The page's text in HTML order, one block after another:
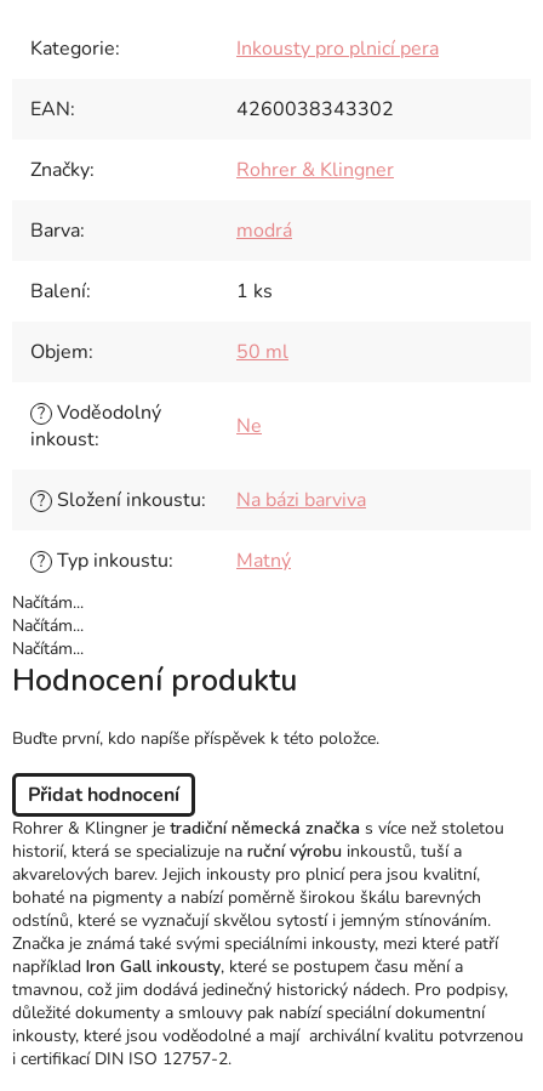
Kategorie: Inkousty pro plnicí pera
EAN: 4260038343302
Značky: Rohrer & Klingner
Barva: modrá
Balení: 1 ks
Objem: 50 ml
? Voděodolný
inkoust: Ne
? Složení inkoustu: Na bázi barviva
? Typ inkoustu: Matný
Načítám...
Načítám...
Načítám...
Hodnocení produktu
Buďte první, kdo napíše příspěvek k této položce.
Přidat hodnocení
Rohrer & Klingner je tradiční německá značka s více než stoletou
historií, která se specializuje na ruční výrobu inkoustů, tuší a
akvarelových barev. Jejich inkousty pro plnicí pera jsou kvalitní,
bohaté na pigmenty a nabízí poměrně širokou škálu barevných
odstínů, které se vyznačují skvělou sytostí i jemným stínováním.
Značka je známá také svými speciálními inkousty, mezi které patří
například Iron Gall inkousty, které se postupem času mění a
tmavnou, což jim dodává jedinečný historický nádech. Pro podpisy,
důležité dokumenty a smlouvy pak nabízí speciální dokumentní
inkousty, které jsou voděodolné a mají archivální kvalitu potvrzenou
i certifikací DIN ISO 12757-2.